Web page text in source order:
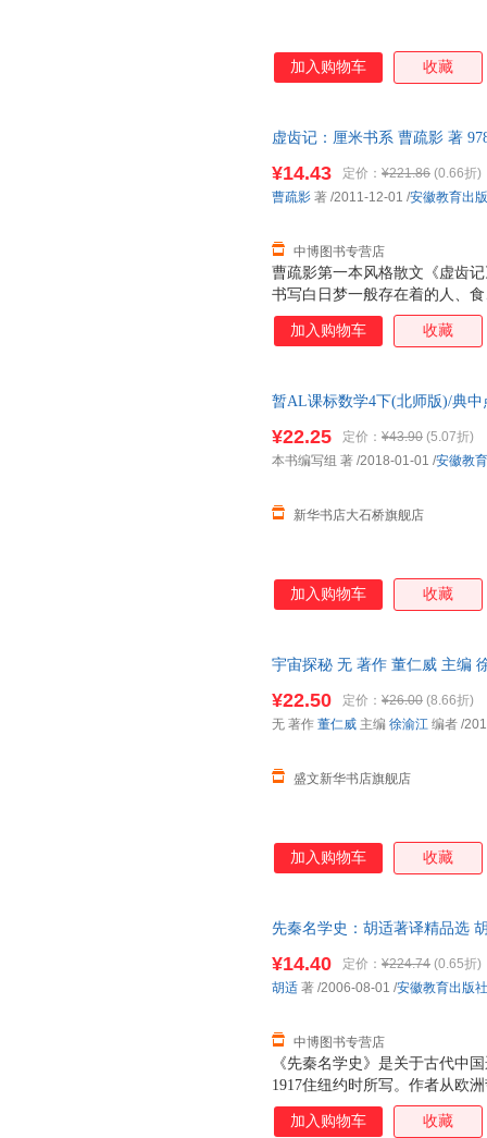
加入购物车 收藏
虚齿记：厘米书系 曹疏影 著
曹疏影第一本风格散文《虚齿
书写白日梦一般存在着的人、
奏，情感在反复咀嚼中变得五
冒险。
¥14.43 定价： ¥221.86 (0.66折)
中博图书专营店
曹疏影 著 /2011-12-01 /安徽教育出
加入购物车 收藏
暂AL课标数学4下(北师版)/典
13284178503
¥22.25 定价： ¥43.90 (5.07折)
新华书店大石桥旗舰店
本书编写组 著 /2018-01-01 /安徽教
加入购物车 收藏
宇宙探秘 无 著作 董仁威 主编
¥22.50 定价： ¥26.00 (8.66折)
盛文新华书店旗舰店
无 著作 董仁威 主编 徐渝江 编者 /
加入购物车 收藏
先秦名学史：胡适著译精品选
《先秦名学史》是关于古代中
1917住纽约时所写。作者从欧
决了诸如原始资料的选择、原
立或重建，使作者领会到了西
¥14.40 定价： ¥224.74 (0.65折)
中博图书专营店
胡适 著 /2006-08-01 /安徽教育出版社
加入购物车 收藏